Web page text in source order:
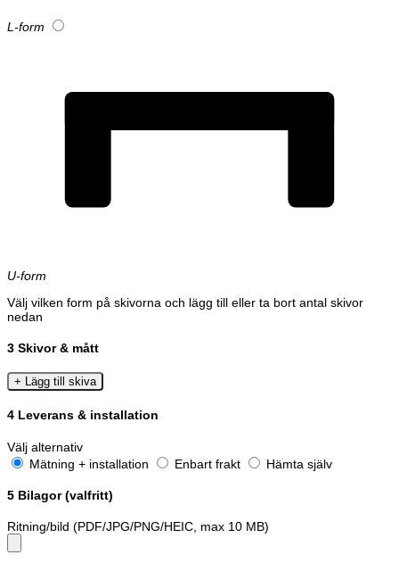
L-form
U-form
Välj vilken form på skivorna och lägg till eller ta bort antal skivor
nedan
3 Skivor & mått
+ Lägg till skiva
4 Leverans & installation
Välj alternativ
Mätning + installation
Enbart frakt Hämta själv
5 Bilagor (valfritt)
Ritning/bild (PDF/JPG/PNG/HEIC, max 10 MB)